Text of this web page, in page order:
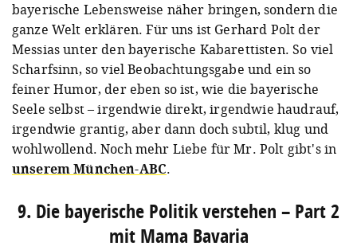
bayerische Lebensweise näher bringen, sondern die
ganze Welt erklären. Für uns ist Gerhard Polt der
Messias unter den bayerische Kabarettisten. So viel
Scharfsinn, so viel Beobachtungsgabe und ein so
feiner Humor, der eben so ist, wie die bayerische
Seele selbst – irgendwie direkt, irgendwie haudrauf,
irgendwie grantig, aber dann doch subtil, klug und
wohlwollend. Noch mehr Liebe für Mr. Polt gibt's in
unserem München-ABC.
9. Die bayerische Politik verstehen – Part 2
mit Mama Bavaria